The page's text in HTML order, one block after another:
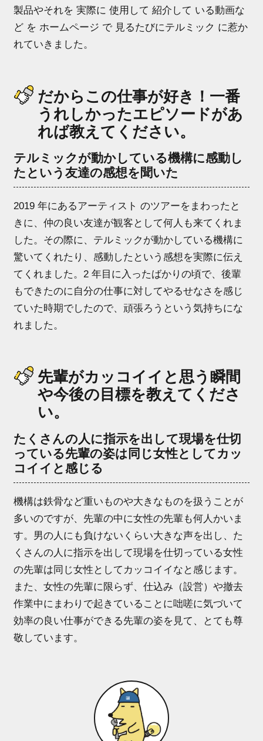
製品やそれを 実際に 使用して 紹介して いる動画な
ど を ホームページ で 見るたびにテルミック に惹か
れていきました。
だからこの仕事が好き！一番
うれしかったエピソードがあ
れば教えてください。
テルミックが動かしている機構に感動し
たという友達の感想を聞いた
2019 年にあるアーティスト のツアーをまわったと
きに、仲の良い友達が観客として何人も来てくれま
した。その際に、テルミックが動かしている機構に
驚いてくれたり、感動したという感想を実際に伝え
てくれました。2 年目に入ったばかりの頃で、後輩
もできたのに自分の仕事に対してやるせなさを感じ
ていた時期でしたので、頑張ろうという気持ちにな
れました。
先輩がカッコイイと思う瞬間
や今後の目標を教えてくださ
い。
たくさんの人に指示を出して現場を仕切
っている先輩の姿は同じ女性としてカッ
コイイと感じる
機構は鉄骨など重いものや大きなものを扱うことが
多いのですが、先輩の中に女性の先輩も何人かいま
す。男の人にも負けないくらい大きな声を出し、た
くさんの人に指示を出して現場を仕切っている女性
の先輩は同じ女性としてカッコイイなと感じます。
また、女性の先輩に限らず、仕込み（設営）や撤去
作業中にまわりで起きていることに咄嗟に気づいて
効率の良い仕事ができる先輩の姿を見て、とても尊
敬しています。